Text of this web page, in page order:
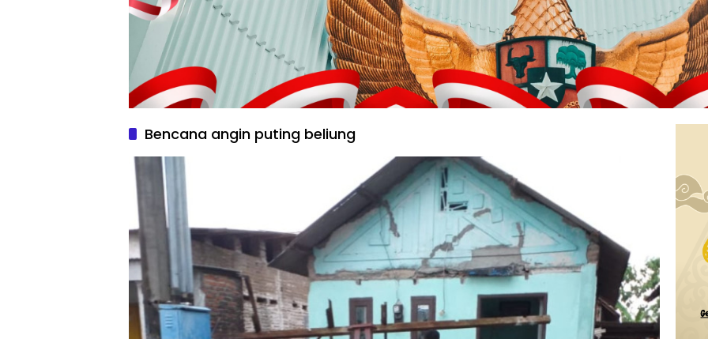
Bencana angin puting beliung